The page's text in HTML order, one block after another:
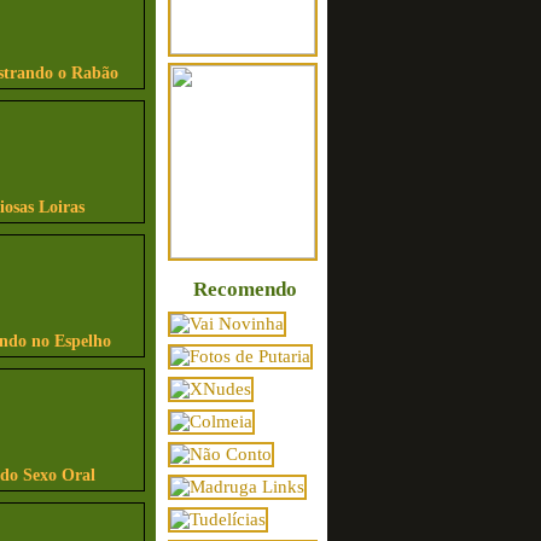
o Rabão
Loiras
no Espelho
Sexo Oral
Recomendo